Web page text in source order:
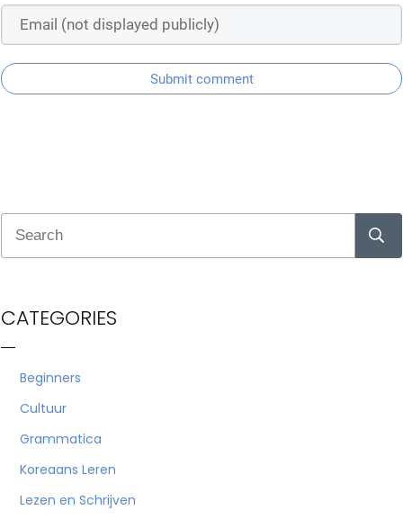
Submit comment
CATEGORIES
Beginners
Cultuur
Grammatica
Koreaans Leren
Lezen en Schrijven